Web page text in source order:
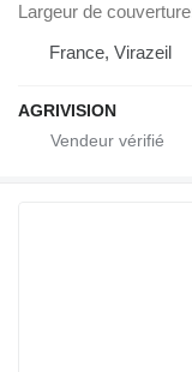
Largeur de couverture
France, Virazeil
AGRIVISION